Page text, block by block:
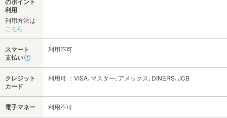
利用
利用方法は
こちら
スマート
支払い
利用不可
クレジット
カード
利用可 ：VISA､マスター､アメックス､DINERS､JCB
電子マネー 利用不可